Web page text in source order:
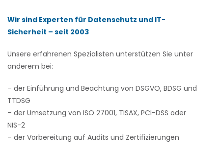
Wir sind Experten für Datenschutz und IT-
Sicherheit – seit 2003
Unsere erfahrenen Spezialisten unterstützen Sie unter
anderem bei:
– der Einführung und Beachtung von DSGVO, BDSG und
TTDSG
– der Umsetzung von ISO 27001, TISAX, PCI-DSS oder
NIS-2
– der Vorbereitung auf Audits und Zertifizierungen